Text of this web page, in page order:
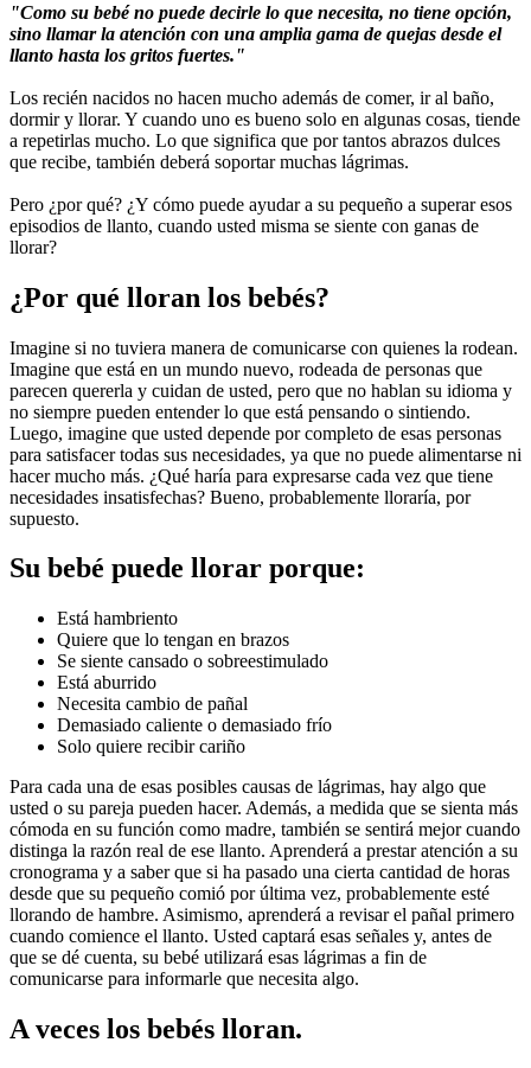
"Como su bebé no puede decirle lo que necesita, no tiene opción,
sino llamar la atención con una amplia gama de quejas desde el
llanto hasta los gritos fuertes."
Los recién nacidos no hacen mucho además de comer, ir al baño,
dormir y llorar. Y cuando uno es bueno solo en algunas cosas, tiende
a repetirlas mucho. Lo que significa que por tantos abrazos dulces
que recibe, también deberá soportar muchas lágrimas.
Pero ¿por qué? ¿Y cómo puede ayudar a su pequeño a superar esos
episodios de llanto, cuando usted misma se siente con ganas de
llorar?
¿Por qué lloran los bebés?
Imagine si no tuviera manera de comunicarse con quienes la rodean.
Imagine que está en un mundo nuevo, rodeada de personas que
parecen quererla y cuidan de usted, pero que no hablan su idioma y
no siempre pueden entender lo que está pensando o sintiendo.
Luego, imagine que usted depende por completo de esas personas
para satisfacer todas sus necesidades, ya que no puede alimentarse ni
hacer mucho más. ¿Qué haría para expresarse cada vez que tiene
necesidades insatisfechas? Bueno, probablemente lloraría, por
supuesto.
Su bebé puede llorar porque:
Está hambriento
Quiere que lo tengan en brazos
Se siente cansado o sobreestimulado
Está aburrido
Necesita cambio de pañal
Demasiado caliente o demasiado frío
Solo quiere recibir cariño
Para cada una de esas posibles causas de lágrimas, hay algo que
usted o su pareja pueden hacer. Además, a medida que se sienta más
cómoda en su función como madre, también se sentirá mejor cuando
distinga la razón real de ese llanto. Aprenderá a prestar atención a su
cronograma y a saber que si ha pasado una cierta cantidad de horas
desde que su pequeño comió por última vez, probablemente esté
llorando de hambre. Asimismo, aprenderá a revisar el pañal primero
cuando comience el llanto. Usted captará esas señales y, antes de
que se dé cuenta, su bebé utilizará esas lágrimas a fin de
comunicarse para informarle que necesita algo.
A veces los bebés lloran.